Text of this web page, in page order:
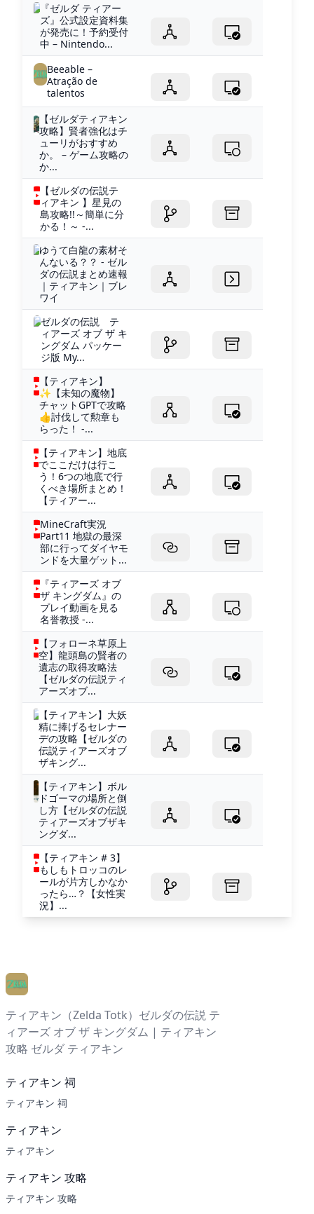
『ゼルダ ティアー
ズ』公式設定資料集
が発売に！予約受付
中 – Nintendo...
Beeable –
Atração de
talentos
【ゼルダティアキン
攻略】賢者強化はチ
ューリがおすすめ
か。 – ゲーム攻略の
か...
【ゼルダの伝説テ
ィアキン 】星見の
島攻略!!～簡単に分
かる！～ -...
ゆうて白龍の素材そ
んないる？？ - ゼル
ダの伝説まとめ速報
｜ティアキン｜ブレ
ワイ
ゼルダの伝説 テ
ィアーズ オブ ザ キ
ングダム パッケー
ジ版 My...
【ティアキン】
✨【未知の魔物】
チャットGPTで攻略
👍討伐して勲章も
らった！ -...
【ティアキン】地底
でここだけは行こ
う！6つの地底で行
くべき場所まとめ！
【ティアー...
MineCraft実況
Part11 地獄の最深
部に行ってダイヤモ
ンドを大量ゲット...
『ティアーズ オブ
ザ キングダム』の
プレイ動画を見る
名誉教授 -...
【フォローネ草原上
空】龍頭島の賢者の
遺志の取得攻略法
【ゼルダの伝説ティ
アーズオブ...
【ティアキン】大妖
精に捧げるセレナー
デの攻略【ゼルダの
伝説ティアーズオブ
ザキング...
【ティアキン】ボル
ドゴーマの場所と倒
し方【ゼルダの伝説
ティアーズオブザキ
ングダ...
【ティアキン # 3】
もしもトロッコのレ
ールが片方しかなか
ったら…？【女性実
況】...
ティアキン（Zelda Totk）ゼルダの伝説 テ
ィアーズ オブ ザ キングダム | ティアキン
攻略 ゼルダ ティアキン
ティアキン 祠
ティアキン 祠
ティアキン
ティアキン
ティアキン 攻略
ティアキン 攻略